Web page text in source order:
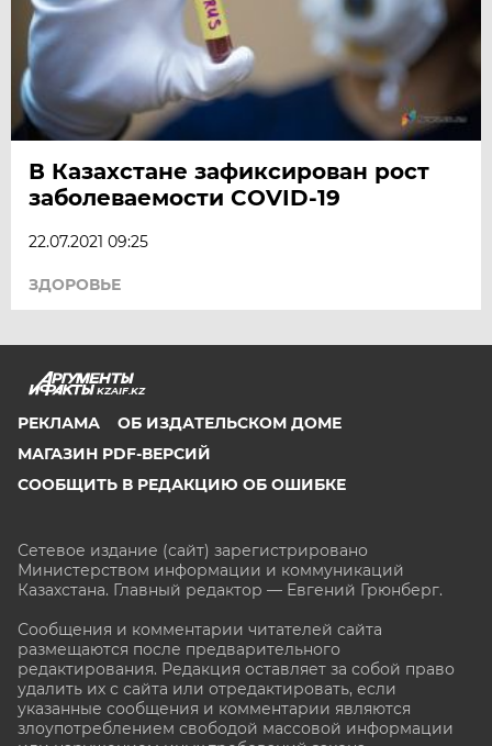
В Казахстане зафиксирован рост
заболеваемости COVID-19
22.07.2021 09:25
ЗДОРОВЬЕ
KZAIF.KZ
РЕКЛАМА
ОБ ИЗДАТЕЛЬСКОМ ДОМЕ
МАГАЗИН PDF-ВЕРСИЙ
СООБЩИТЬ В РЕДАКЦИЮ ОБ ОШИБКЕ
Сетевое издание (сайт) зарегистрировано
Министерством информации и коммуникаций
Казахстана. Главный редактор — Евгений Грюнберг.
Сообщения и комментарии читателей сайта
размещаются после предварительного
редактирования. Редакция оставляет за собой право
удалить их с сайта или отредактировать, если
указанные сообщения и комментарии являются
злоупотреблением свободой массовой информации